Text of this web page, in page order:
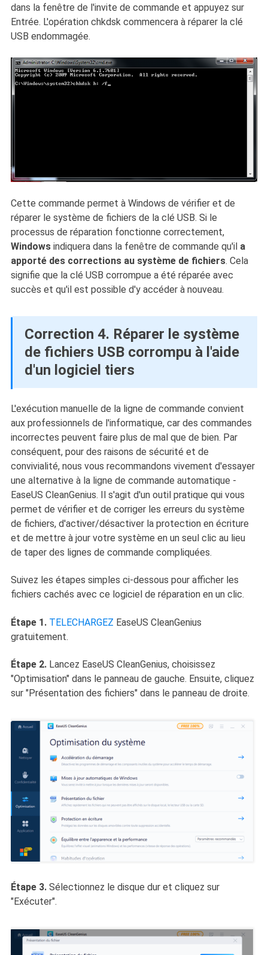
dans la fenêtre de l'invite de commande et appuyez sur
Entrée. L'opération chkdsk commencera à réparer la clé
USB endommagée.
Cette commande permet à Windows de vérifier et de
réparer le système de fichiers de la clé USB. Si le
processus de réparation fonctionne correctement,
Windowsindiquera dans la fenêtre de commande qu'il a
apporté des corrections au système de fichiers. Cela
signifie que la clé USB corrompue a été réparée avec
succès et qu'il est possible d'y accéder à nouveau.
Correction 4. Réparer le système
de fichiers USB corrompu à l'aide
d'un logiciel tiers
L'exécution manuelle de la ligne de commande convient
aux professionnels de l'informatique, car des commandes
incorrectes peuvent faire plus de mal que de bien. Par
conséquent, pour des raisons de sécurité et de
convivialité, nous vous recommandons vivement d'essayer
une alternative à la ligne de commande automatique -
EaseUS CleanGenius. Il s'agit d'un outil pratique qui vous
permet de vérifier et de corriger les erreurs du système
de fichiers, d'activer/désactiver la protection en écriture
et de mettre à jour votre système en un seul clic au lieu
de taper des lignes de commande compliquées.
Suivez les étapes simples ci-dessous pour afficher les
fichiers cachés avec ce logiciel de réparation en un clic.
Étape 1. TELECHARGEZ EaseUS CleanGenius
gratuitement.
Étape 2.Lancez EaseUS CleanGenius, choisissez
"Optimisation" dans le panneau de gauche. Ensuite, cliquez
sur "Présentation des fichiers" dans le panneau de droite.
Étape 3. Sélectionnez le disque dur et cliquez sur
"Exécuter".